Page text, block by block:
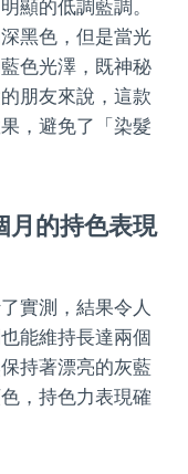
顯的低調藍調。
黑色，但是當光
色光澤，既神秘
朋友來說，這款
，避免了「染髮
月的持色表現
實測，結果令人
能維持長達兩個
持著漂亮的灰藍
，持色力表現確